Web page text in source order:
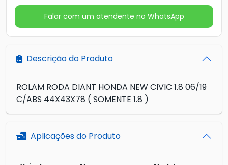
Falar com um atendente no WhatsApp
Descrição do Produto
ROLAM RODA DIANT HONDA NEW CIVIC 1.8 06/19
C/ABS 44X43X78 ( SOMENTE 1.8 )
Aplicações do Produto